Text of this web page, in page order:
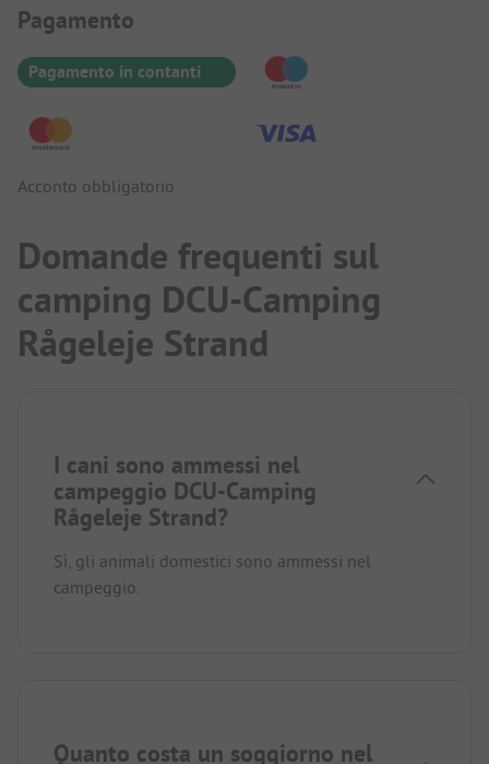
Informazioni sul pagamento
Pagamento
Pagamento in contanti
Acconto obbligatorio
Domande frequenti sul
camping DCU-Camping
Rågeleje Strand
I cani sono ammessi nel
campeggio DCU-Camping
Rågeleje Strand?
Sì, gli animali domestici sono ammessi nel
campeggio.
Quanto costa un soggiorno nel